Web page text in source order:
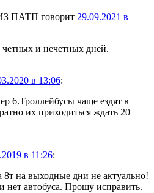
ПАТП говорит 29.09.2021 в
и нечетных дней.
в 13:06:
6.Троллейбусы чаще ездят в
их приходиться ждать 20
в 11:26:
8т на выходные дни не актуально!
нет автобуса. Прошу исправить.